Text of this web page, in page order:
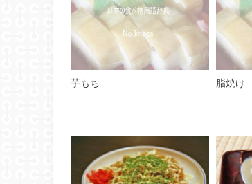
芋もち 脂焼け